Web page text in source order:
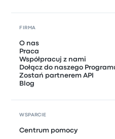
FIRMA
O nas
Praca
Współpracuj z nami
Dołącz do naszego
Zostań partnerem API
Blog
WSPARCIE
Centrum pomocy